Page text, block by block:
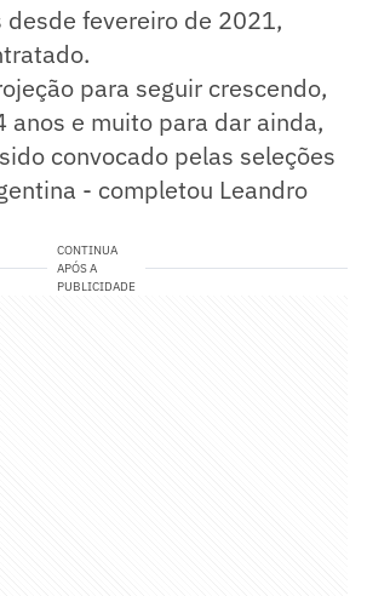
desde fevereiro de 2021,
para seguir crescendo,
anos e muito para dar ainda,
convocado pelas seleções
- completou Leandro
CONTINUA
APÓS A
PUBLICIDADE